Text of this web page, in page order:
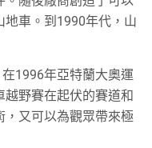
車。到 1990年代，山
在1996年亞特蘭大奧運
野賽在起伏的賽道和
，又可以為觀眾帶來極